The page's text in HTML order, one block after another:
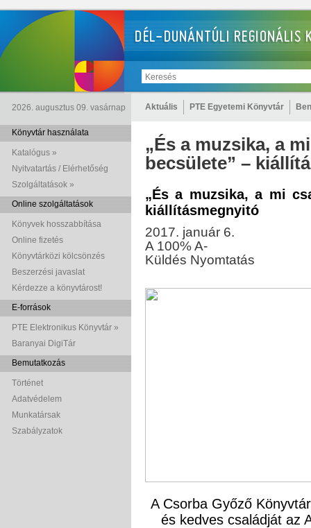
2026. augusztus 09. vasárnap Aktuális PTE Egyetemi Könyvtár
Könyvtár használata
Katalógus »
Nyitvatartás / Elérhetőség
Szolgáltatások »
Online szolgáltatások
Könyvek hosszabbítása
Online fizetés
Könyvtárközi kölcsönzés
Beszerzési javaslat
Kérdezze a könyvtárost!
E-források
PTE Elektronikus Könyvtár »
Baranyai DigiTár
Bemutatkozás
Történet
Adatvédelem
Munkatársak
Szabályzatok
„És a muzsika, a
becsülete” –
„És a muzsika, a mi
kiállításmegnyitó
2017. január 6.
A 100%A-
Küldés Nyomtatás
A Csorba Győző
és kedves családját az